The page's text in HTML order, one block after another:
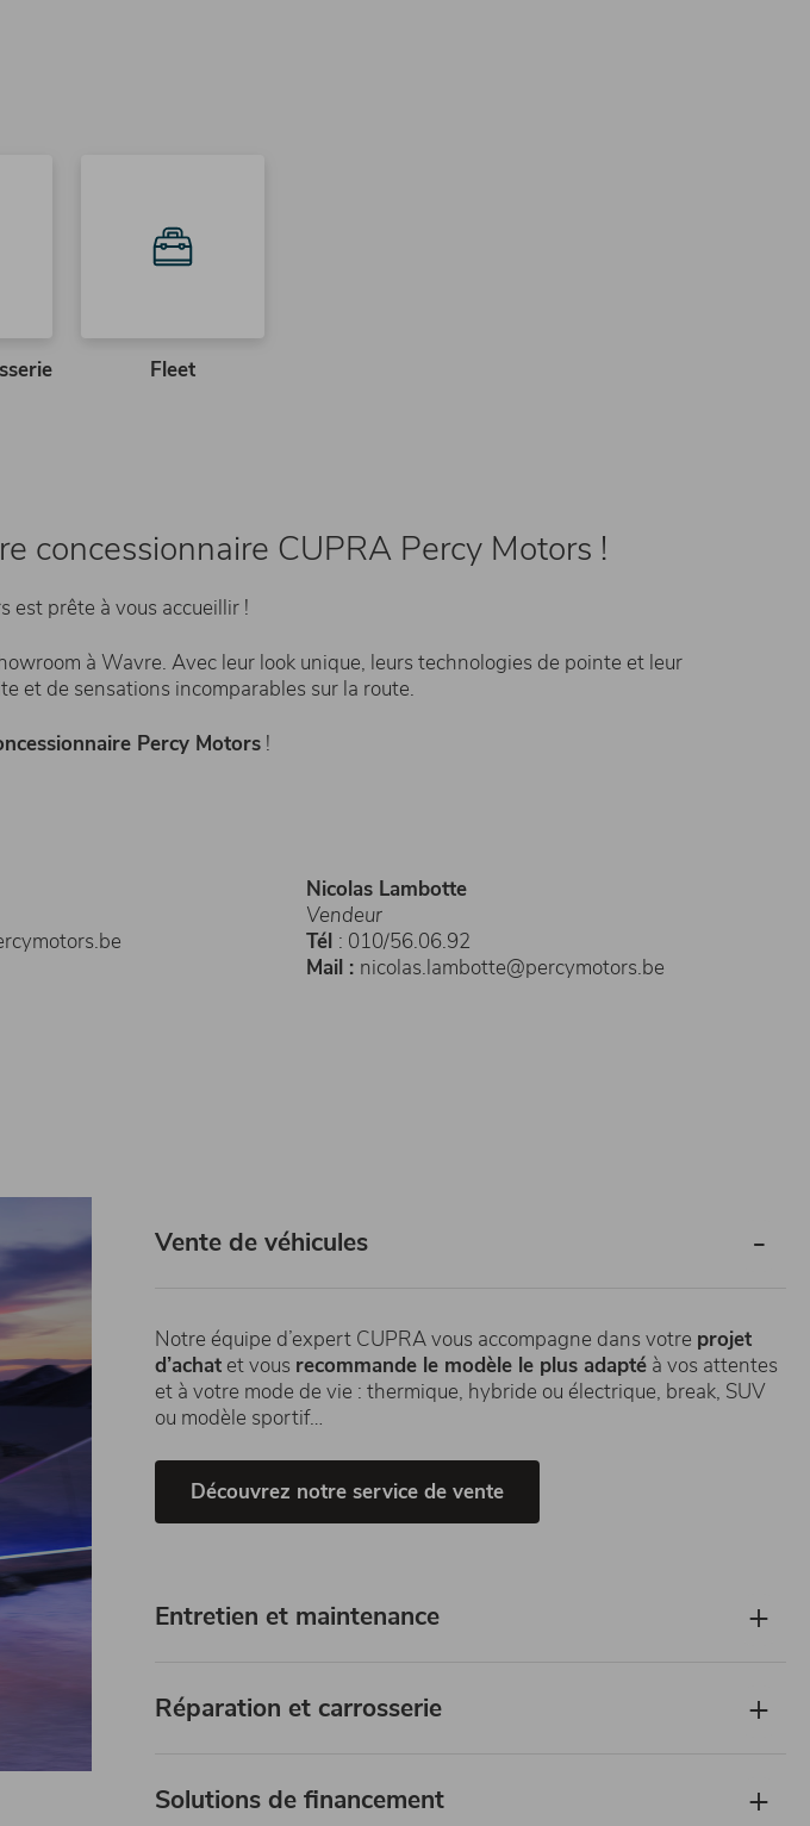
Fleet
concessionnaire CUPRA Percy Motors !
est prête à vous accueillir !
à Wavre. Avec leur look unique, leurs technologies de pointe et leur
et de sensations incomparables sur la route.
Percy Motors !
Nicolas Lambotte
Vendeur
Tél : 010/56.06.92
Mail : nicolas.lambotte@percymotors.be
Vente de véhicules
Notre équipe d’expert CUPRA vous accompagne dans votre projet
d’achatet vous recommande le modèle le plus adaptéà vos attentes
et à votre mode de vie : thermique, hybride ou électrique, break, SUV
ou modèle sportif…
Découvrez notre service de vente
Entretien et maintenance
Réparation et carrosserie
Solutions de financement